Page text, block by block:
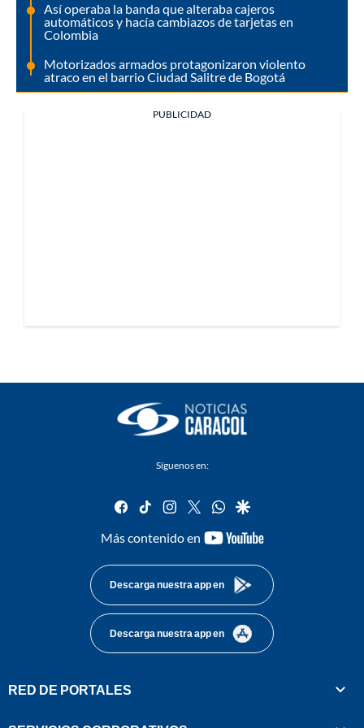
Así operaba la banda que alteraba cajeros
automáticos y hacía cambiazos de tarjetas en
Colombia
Motorizados armados protagonizaron violento
atraco en el barrio Ciudad Salitre de Bogotá
PUBLICIDAD
Síguenos en:
facebook
tiktok instagram
twitterwhatsapp
google
Más contenido en
youtube-
Descarga nuestra app en
Descarga nuestra app en
RED DE PORTALES